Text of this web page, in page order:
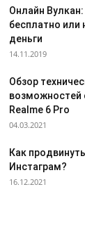
Онлайн Вулкан:
бесплатно или
деньги
14.11.2019
Обзор
возможностей
Realme 6 Pro
04.03.2021
Как
Инстаграм?
16.12.2021